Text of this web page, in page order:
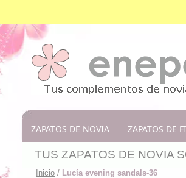
ZAPATOS DE NOVIA ZAPATOS DE
TUS ZAPATOS DE NOVIA
Inicio / Lucía evening sandals-36